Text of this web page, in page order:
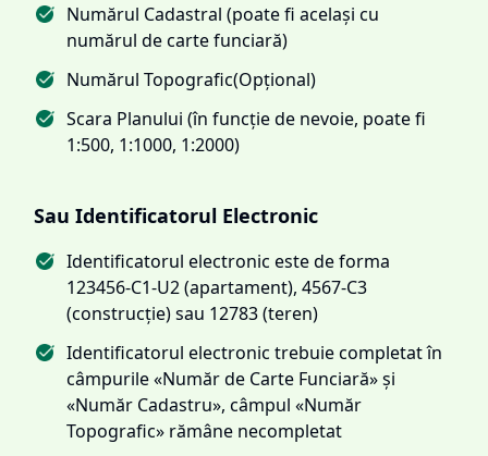
Numărul Cadastral (poate fi același cu
numărul de carte funciară)
Numărul Topografic(Opțional)
Scara Planului (în funcție de nevoie, poate fi
1:500, 1:1000, 1:2000)
Sau Identificatorul Electronic
Identificatorul electronic este de forma
123456-C1-U2 (apartament), 4567-C3
(construcție) sau 12783 (teren)
Identificatorul electronic trebuie completat în
câmpurile «Număr de Carte Funciară» și
«Număr Cadastru», câmpul «Număr
Topografic» rămâne necompletat